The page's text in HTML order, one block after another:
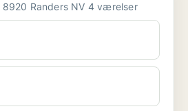
Andelsbolig til salg i 8920 Randers NV 4 værelser